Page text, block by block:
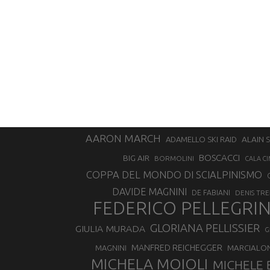
AARON MARCH ADAMELLO SKI RAID ALAIN
BIG AIR
BORMOLINI BOSCACCI CALA
COPPA DEL MONDO DI SCIALPINISMO
DAVIDE MAGNINI DE FABIANI DENIS
FEDERICO
GIULIA MURADA GLORIANA PELLISSIER
MAGNINI MANFRED REICHEGGER
MICHELA MOIOLI MICHELE